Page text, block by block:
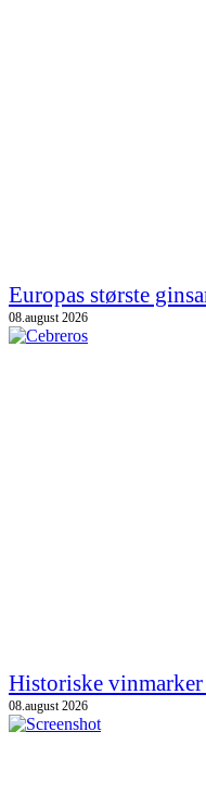
Europas største
08.august 2026
Historiske
08.august 2026